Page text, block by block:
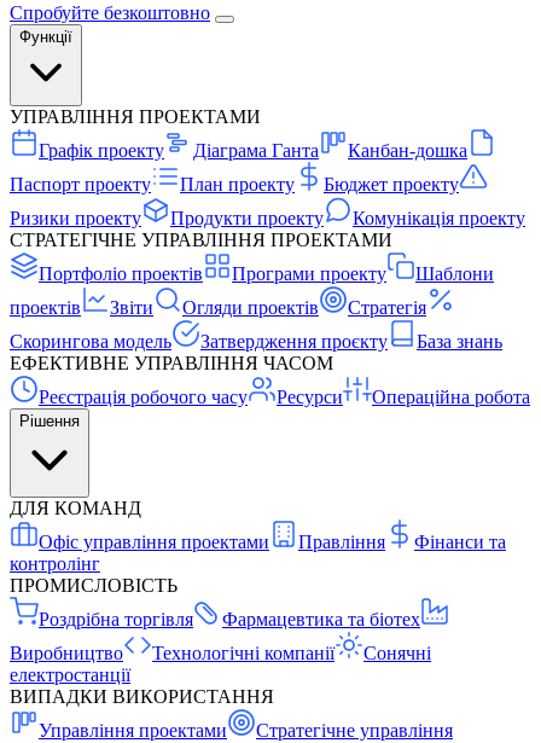
Спробуйте безкоштовно
Функції
УПРАВЛІННЯ ПРОЕКТАМИ
Графік проекту
Діаграма Ганта
Канбан-дошка
Паспорт проекту
План проекту
Бюджет проекту
Ризики проекту
Продукти проекту
Комунікація проекту
СТРАТЕГІЧНЕ УПРАВЛІННЯ ПРОЕКТАМИ
Портфоліо проектів
Програми проекту
Шаблони
проектів
Звіти Огляди проектів
Стратегія
Скорингова модель
Затвердження проєкту
База знань
ЕФЕКТИВНЕ УПРАВЛІННЯ ЧАСОМ
Реєстрація робочого часу
Ресурси Операційна робота
Рішення
ДЛЯ КОМАНД
Офіс управління проектами
Правління
Фінанси та
контролінг
ПРОМИСЛОВІСТЬ
Роздрібна торгівля
Фармацевтика та біотех
Виробництво
Технологічні компанії
Сонячні
електростанції
ВИПАДКИ ВИКОРИСТАННЯ
Управління проектами
Стратегічне управління